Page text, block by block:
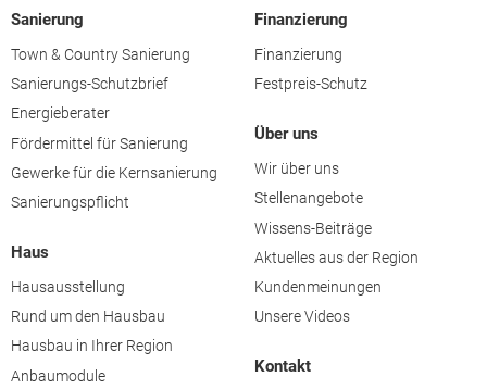
Sanierung
Town & Country Sanierung
Sanierungs-Schutzbrief
Energieberater
Fördermittel für Sanierung
Gewerke für die Kernsanierung
Sanierungspflicht
Haus
Hausausstellung
Rund um den Hausbau
Hausbau in Ihrer Region
Anbaumodule
Finanzierung
Finanzierung
Festpreis-Schutz
Über uns
Wir über uns
Stellenangebote
Wissens-Beiträge
Aktuelles aus der Region
Kundenmeinungen
Unsere Videos
Kontakt